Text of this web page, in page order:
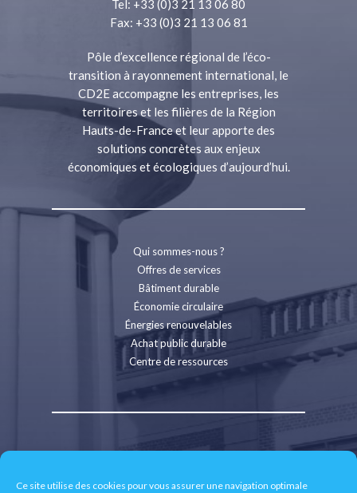
Ce site utilise des cookies pour vous assurer une navigation optimale
Tel: +33 (0)3 21 13 06 80
Fax: +33 (0)3 21 13 06 81
Pôle d’excellence régional de l’éco-
transition à rayonnement international, le
CD2E accompagne les entreprises, les
territoires et les filières de la Région
Hauts-de-France et leur apporte des
solutions concrètes aux enjeux
économiques et écologiques d’aujourd’hui.
Qui sommes-nous ?
Offres de services
Bâtiment durable
Économie circulaire
Énergies renouvelables
Achat public durable
Centre de ressources
Contact